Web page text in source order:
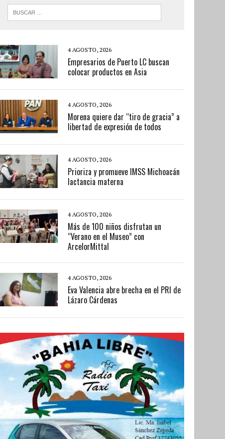
4 AGOSTO, 2026
Empresarios de Puerto LC buscan
colocar productos en Asia
4 AGOSTO, 2026
Morena quiere dar “tiro de gracia” a
libertad de expresión de todos
4 AGOSTO, 2026
Prioriza y promueve IMSS Michoacán
lactancia materna
4 AGOSTO, 2026
Más de 100 niños disfrutan un
“Verano en el Museo” con
ArcelorMittal
4 AGOSTO, 2026
Eva Valencia abre brecha en el PRI de
Lázaro Cárdenas